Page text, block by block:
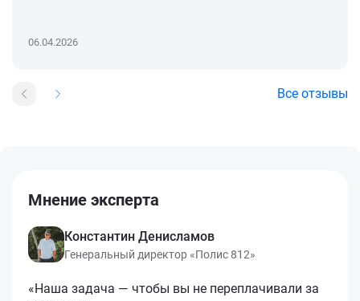
06.04.2026
Все отзывы
Мнение эксперта
Константин Денисламов
Генеральный директор «Полис 812»
«Наша задача — чтобы вы не переплачивали за